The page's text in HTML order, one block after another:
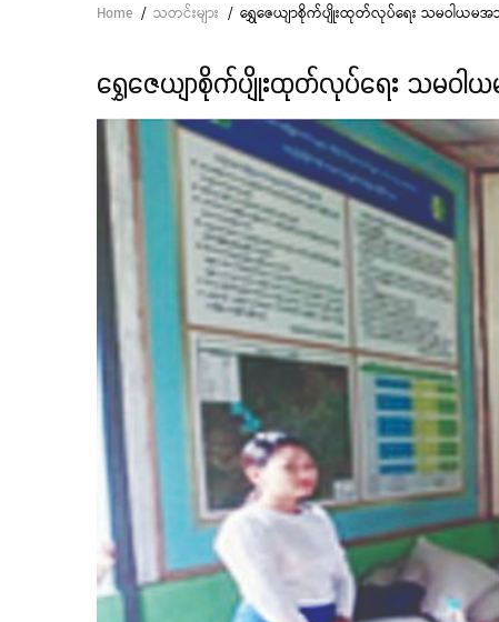
Breadcrumb
Home / သတင်းများ / ရွှေဇေယျာစိုက်ပျိုးထုတ်လုပ်ရေး သမဝါယမအသင်
ရွှေဇေယျာစိုက်ပျိုးထုတ်လုပ်ရေး သမဝါယမ